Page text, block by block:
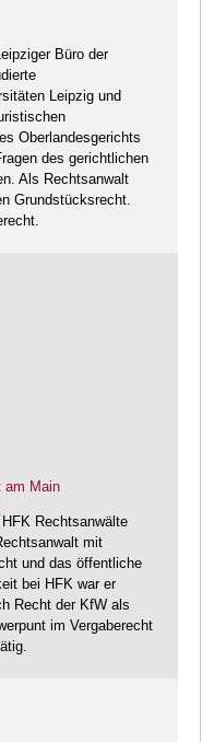
Büro der
Leipzig und
Oberlandesgerichts
des gerichtlichen
Als Rechtsanwalt
Grundstücksrecht.
am Main
Rechtsanwälte
mit
und das öffentliche
bei HFK war er
Recht der KfW als
im Vergaberecht